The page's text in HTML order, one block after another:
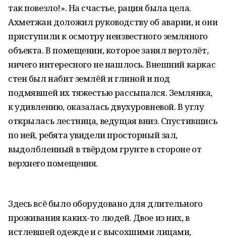
так повезло!». На счастье, рация была цела.
Ахметжан доложил руководству об аварии, и они
приступили к осмотру неизвестного земляного
объекта. В помещении, которое занял вертолёт,
ничего интересного не нашлось. Внешний каркас
стен был набит землёй и глиной и под
подмявшей их тяжестью рассыпался. Землянка,
к удивлению, оказалась двухуровневой. В углу
открылась лестница, ведущая вниз. Спустившись
по ней, ребята увидели просторный зал,
выдолбленный в твёрдом грунте в стороне от
верхнего помещения.
Здесь всё было оборудовано для длительного
проживания каких-то людей. Двое из них, в
истлевшей одежде и с высохшими лицами,